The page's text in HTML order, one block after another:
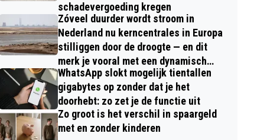
schadevergoeding kregen
Zóveel duurder wordt stroom in
Nederland nu kerncentrales in Europa
stilliggen door de droogte — en dit
merk je vooral met een dynamisch
contract
WhatsApp slokt mogelijk tientallen
gigabytes op zonder dat je het
doorhebt: zo zet je de functie uit
Zo groot is het verschil in spaargeld
met en zonder kinderen